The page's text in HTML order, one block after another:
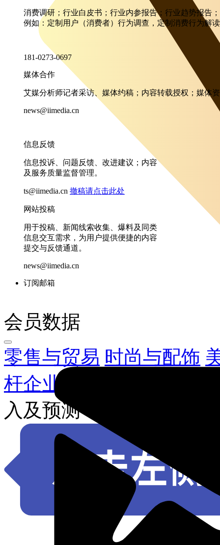
消费调研；行业白皮书；行业内参报告；行业趋势报告
例如：定制用户（消费者）行为调查，定制消费行为解
181-0273-0697
媒体合作
艾媒分析师记者采访、媒体约稿；内容转载授权；媒体
news@iimedia.cn
信息反馈
信息投诉、问题反馈、改进建议；内容
及服务质量监督管理。
ts@iimedia.cn 撤稿请点击此处
网站投稿
用于投稿、新闻线索收集、爆料及同类
信息交互需求，为用户提供便捷的内容
提交与反馈通道。
news@iimedia.cn
订阅邮箱
会员数据
零售与贸易 时尚与配饰
杆企业市场销售数据
入及预测